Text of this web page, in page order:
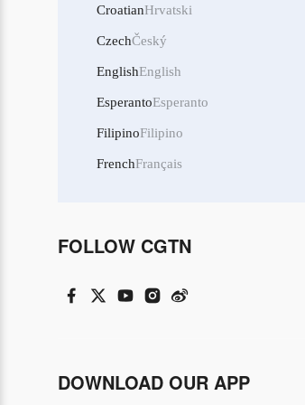
CroatianHrvatski
CzechČeský
EnglishEnglish
EsperantoEsperanto
FilipinoFilipino
FrenchFrançais
FOLLOW CGTN
DOWNLOAD OUR APP